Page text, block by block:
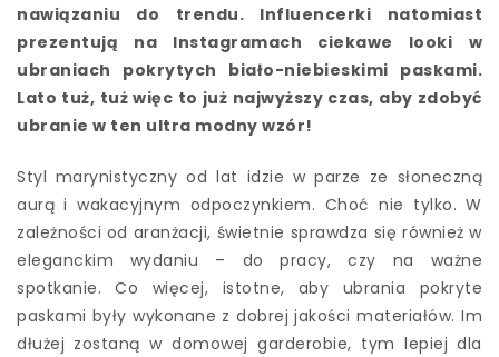
nawiązaniu do trendu. Influencerki natomiast
prezentują na Instagramach ciekawe looki w
ubraniach pokrytych biało-niebieskimi paskami.
Lato tuż, tuż więc to już najwyższy czas, aby zdobyć
ubranie w ten ultra modny wzór!
Styl marynistyczny od lat idzie w parze ze słoneczną
aurą i wakacyjnym odpoczynkiem. Choć nie tylko. W
zależności od aranżacji, świetnie sprawdza się również w
eleganckim wydaniu – do pracy, czy na ważne
spotkanie. Co więcej, istotne, aby ubrania pokryte
paskami były wykonane z dobrej jakości materiałów. Im
dłużej zostaną w domowej garderobie, tym lepiej dla